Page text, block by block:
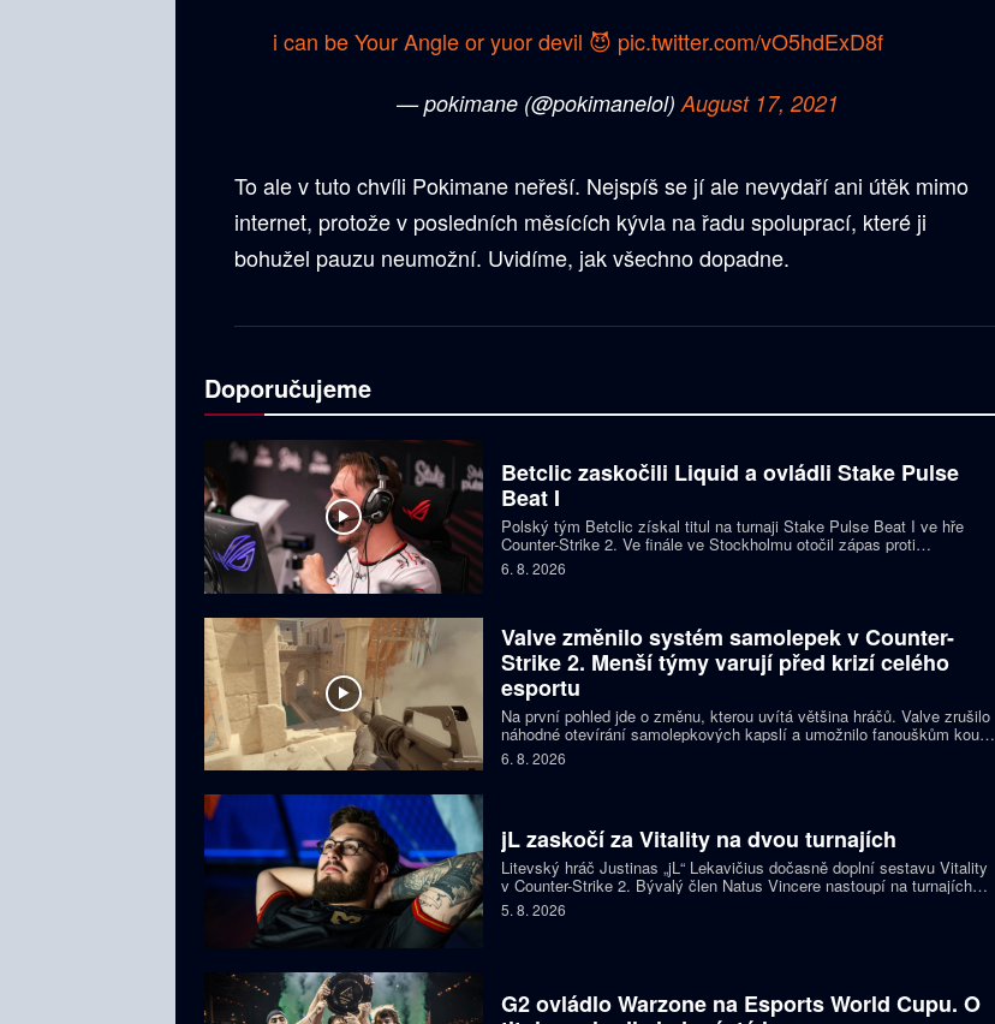
i can be Your Angle or yuor devil 😈 pic.twitter.com/vO5hdExD8f
— pokimane (@pokimanelol)August 17, 2021
To ale v tuto chvíli Pokimane neřeší. Nejspíš se jí ale nevydaří ani útěk mimo
internet, protože v posledních měsících kývla na řadu spoluprací, které ji
bohužel pauzu neumožní. Uvidíme, jak všechno dopadne.
Doporučujeme
Betclic zaskočili Liquid a ovládli Stake Pulse
Beat I
Polský tým Betclic získal titul na turnaji Stake Pulse Beat I ve hře
Counter-Strike 2. Ve finále ve Stockholmu otočil zápas proti
favorizovaným Liquid a zvítězil 2:1 na mapy.
6. 8. 2026
Valve změnilo systém samolepek v Counter-
Strike 2. Menší týmy varují před krizí celého
esportu
Na první pohled jde o změnu, kterou uvítá většina hráčů. Valve zrušilo
náhodné otevírání samolepkových kapslí a umožnilo fanouškům koupit
si přímo samolepku svého oblíbeného týmu nebo hráče. Podle řady
organizací ale nový systém dramaticky snižuje jejich příjmy a může
6. 8. 2026
jL zaskočí za Vitality na dvou turnajích
Litevský hráč Justinas „jL“ Lekavičius dočasně doplní sestavu Vitality
v Counter-Strike 2. Bývalý člen Natus Vincere nastoupí na turnajích
BLAST Open Porto a PGL Masters Bucharest.
5. 8. 2026
G2 ovládlo Warzone na Esports World Cupu. O